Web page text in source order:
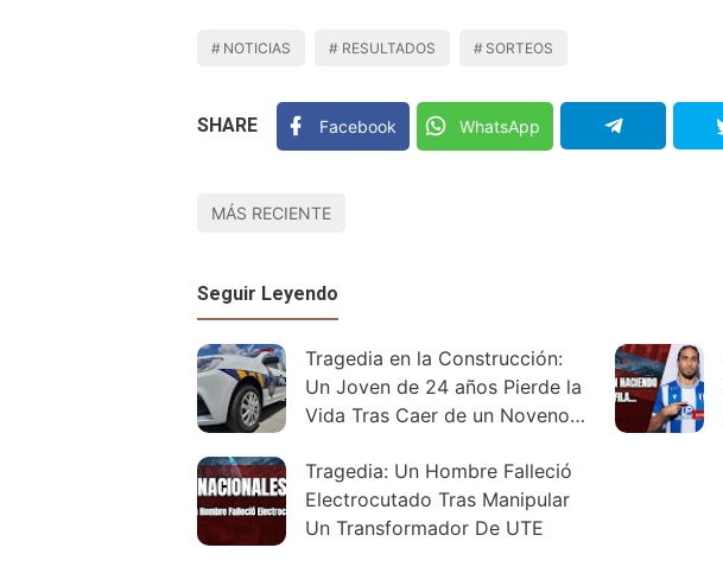
NOTICIAS RESULTADOS SORTEOS
SHARE Facebook WhatsApp
MÁS RECIENTE
Seguir Leyendo
Tragedia en la Construcción:
Un Joven de 24 años Pierde la
Vida Tras Caer de un Noveno
Tragedia: Un Hombre Falleció
Electrocutado Tras Manipular
Un Transformador De UTE